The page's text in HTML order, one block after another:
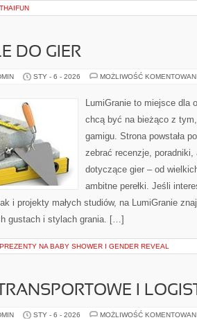
THAIFUN
DO GIER
STY - 6 - 2026 MOŻLIWOŚĆ
LumiGranie to miejsce dla
chcą być na bieżąco z
gamigu. Strona powstała
zebrać recenzje,
dotyczące gier – od
ambitne perełki. Jeśli
i projekty małych studiów, na LumiGranie
gustach i stylach grania. […]
PREZENTY NA BABY SHOWER I GENDER REVEAL
I
STY - 6 - 2026 MOŻLIWOŚĆ